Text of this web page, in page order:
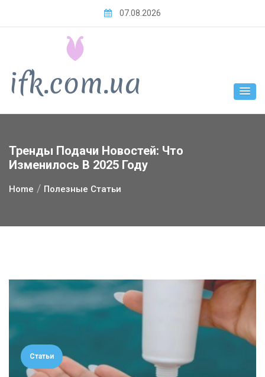
07.08.2026
Тренды Подачи Новостей: Что
Изменилось В 2025 Году
Home Полезные Статьи
Статьи